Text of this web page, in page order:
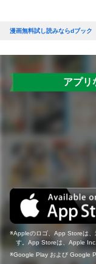
漫画無料試し読みならdブック
アプリ
Appleのロゴ、App Storeは
す。App Storeは、Apple
Google Play および Google